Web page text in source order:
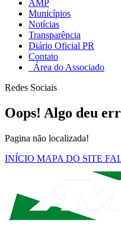
AMP
Municípios
Notícias
Transparência
Diário Oficial PR
Contato
Área do Associado
Redes Sociais
Oops! Algo deu
Pagina não localizada!
INÍCIO MAPA DO SITE